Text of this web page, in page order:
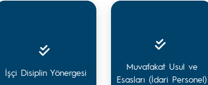
İşçi Disiplin Yönergesi
Muvafakat Usul ve
Esasları (İdari Personel)